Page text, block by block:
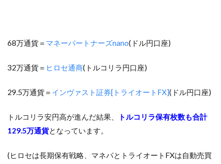
68万通貨＝ マネーパートナーズnano(ドル円口座)
32万通貨＝ ヒロセ通商(トルコリラ円口座)
29.5万通貨＝ インヴァスト証券[トライオートFX](ドル円口座)
トルコリラ安円高が進んだ結果、
トルコリラ保有枚数も合計
129.5万通貨となっています。
(ヒロセは長期保有戦略、マネパとトライオートFXは自動売買